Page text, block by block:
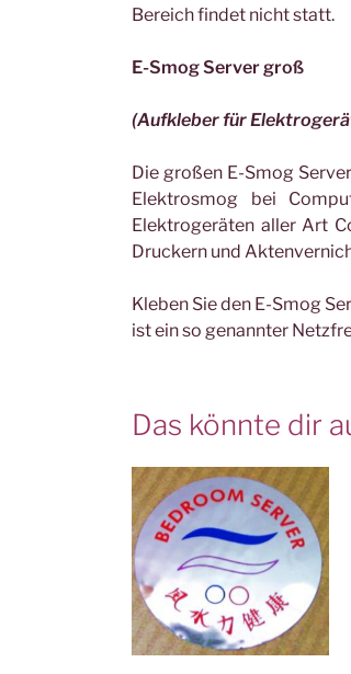
Bereich findet nicht statt.
E-Smog Server groß
(Aufkleber für
Die großen E-Smog
Elektrosmog bei
Elektrogeräten aller Art
Druckern und
Kleben Sie den E-Smog
ist ein so genannter
Das könnte dir